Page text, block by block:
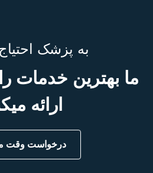
به پزشک
ما بهترین خدمات را
ارائه
درخواست وقت